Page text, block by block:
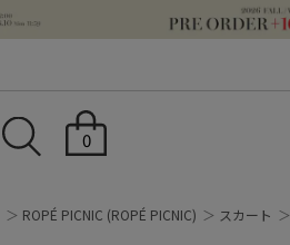
0
ROPÉ PICNIC (ROPÉ PICNIC) スカート